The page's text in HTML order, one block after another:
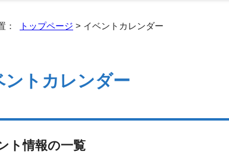
： トップページ > イベントカレンダー
ントカレンダー
ト情報の一覧